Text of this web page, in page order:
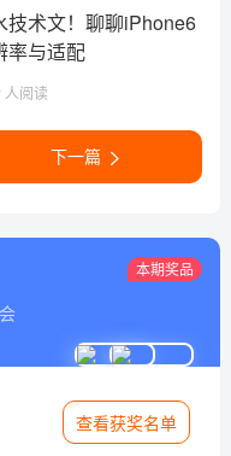
技术文！聊聊iPhone6
率与适配
人阅读
下一篇
本期奖品
查看获奖名单